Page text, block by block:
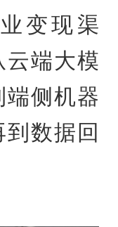
变现渠
云端大模
端侧机器
数据回